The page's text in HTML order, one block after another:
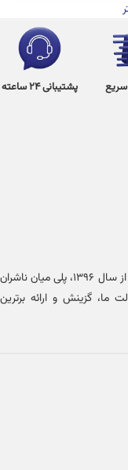
پشتیبانی 24 ساعته
خانه کتاب طاها، مرجع تخصصی آثار علوم انسانی. ما از سال ۱۳۹۶، پلی میان ناشران
ما، گزینش و ارائه برترین